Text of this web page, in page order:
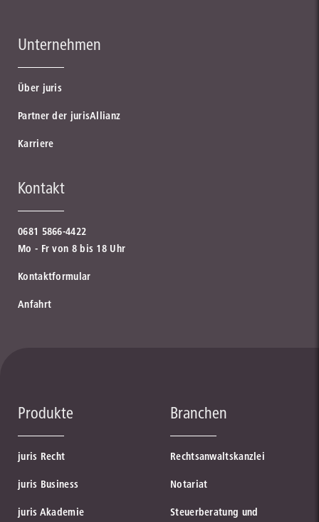
Unternehmen
Über juris
Partner der jurisAllianz
Karriere
Kontakt
0681 5866-4422
Mo - Fr von 8 bis 18 Uhr
Kontaktformular
Anfahrt
Produkte
juris Recht
juris Business
juris Akademie
Branchen
Rechtsanwaltskanzlei
Notariat
Steuerberatung und